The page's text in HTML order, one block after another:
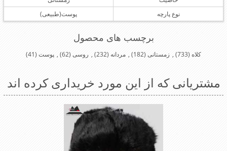
نوع پارچه
پوست(طبیعی)
برچسب های محصول
کلاه (733)
, زمستانی (182)
, مردانه (232)
, روسی (62)
, پوست (41)
مشتریانی که از این مورد خریداری کرده اند